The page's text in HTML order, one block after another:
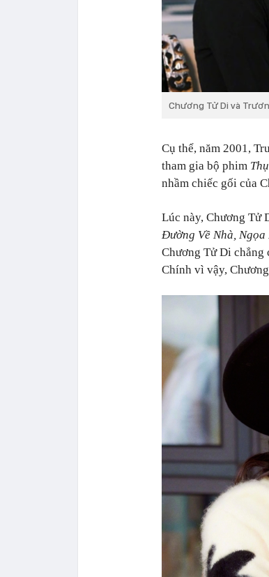
Chương Tử Di và
Cụ thể, năm 2001,
tham gia bộ phim
nhầm chiếc gối của
Lúc này, Chương Tử
Đường Về Nhà,
Chương Tử Di chẳng
Chính vì vậy,